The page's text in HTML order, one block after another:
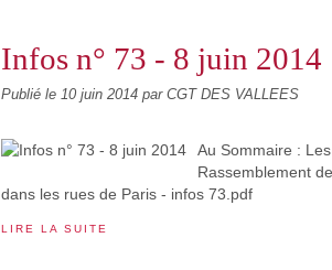
Infos n° 73 - 8 juin 2014
Publié le 10 juin 2014 par CGT DES VALLEES
Au Sommaire :
Rassemblement
dans les rues de Paris - infos 73.pdf
LIRE LA SUITE